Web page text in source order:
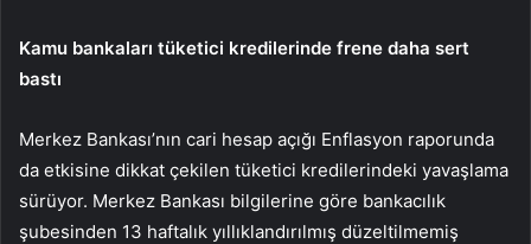
Kamu bankaları tüketici kredilerinde frene daha sert
bastı
Merkez Bankası’nın cari hesap açığı Enflasyon raporunda
da etkisine dikkat çekilen tüketici kredilerindeki yavaşlama
sürüyor. Merkez Bankası bilgilerine göre bankacılık
şubesinden 13 haftalık yıllıklandırılmış düzeltilmemiş